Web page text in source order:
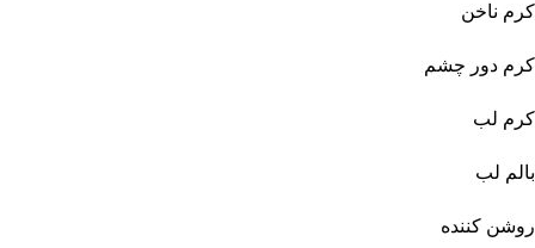
کرم ناخن
کرم دور چشم
کرم لب
بالم لب
روشن کننده